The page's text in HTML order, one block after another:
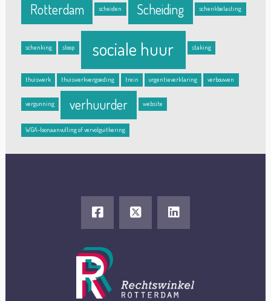
Rotterdam scheiden Scheiding schenkbelasting
schenking sloop sociale huur staking
thuiswerk thuiswerkvergoeding trein urgentieverklaring verbouwen
vergunning verhuurder website
WGA-loonaanvulling of vervolguitkering